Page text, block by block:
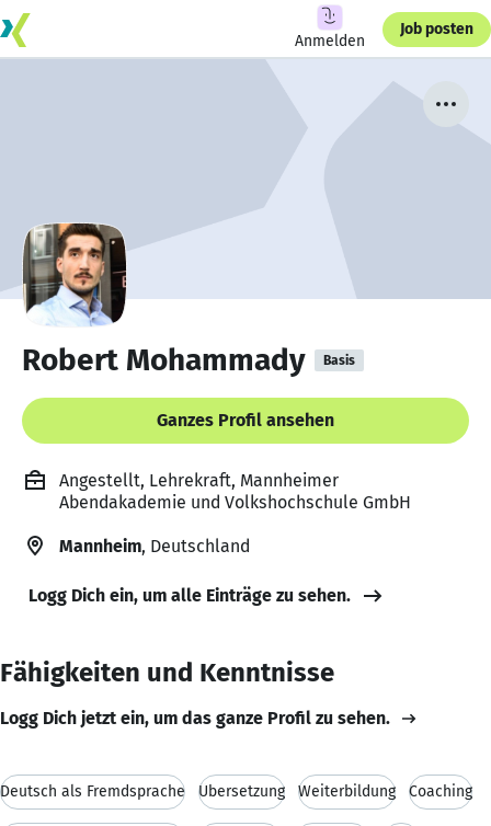
Anmelden
Job posten
Robert Mohammady Basis
Ganzes Profil ansehen
Angestellt, Lehrekraft, Mannheimer
Abendakademie und Volkshochschule GmbH
Mannheim, Deutschland
Logg Dich ein, um alle Einträge zu sehen.
Fähigkeiten und Kenntnisse
Logg Dich jetzt ein, um das ganze Profil zu sehen.
Deutsch als Fremdsprache Übersetzung Weiterbildung Coaching